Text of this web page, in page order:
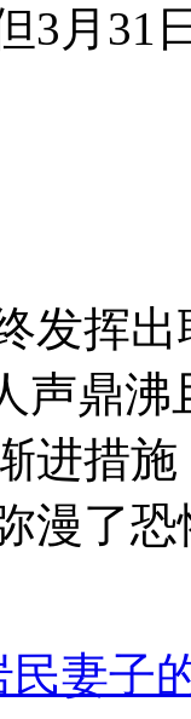
3月31
发挥
声鼎
进措
漫了
民妻子